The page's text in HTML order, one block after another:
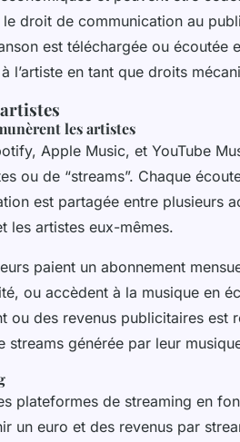
droit de communication au
est téléchargée ou écoutée
l’artiste en tant que droits
les artistes
Apple Music, et YouTube
ou de “streams”. Chaque
est partagée entre plusieurs
les artistes eux-mêmes.
paient un abonnement
ou accèdent à la musique en
ou des revenus publicitaires est
générée par leur
plateformes de streaming en
un euro et des revenus par